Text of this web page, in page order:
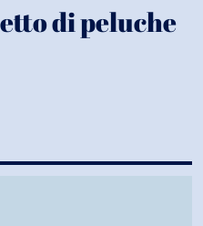
di peluche